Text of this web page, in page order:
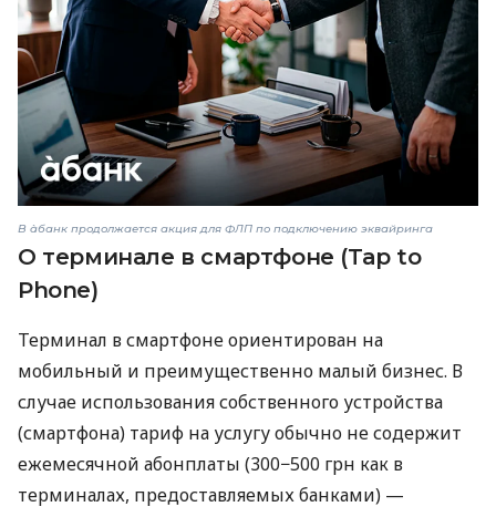
В àбанк продолжается акция для ФЛП по подключению эквайринга
О терминале в смартфоне (Tap to
Phone)
Терминал в смартфоне ориентирован на
мобильный и преимущественно малый бизнес. В
случае использования собственного устройства
(смартфона) тариф на услугу обычно не содержит
ежемесячной абонплаты (300−500 грн как в
терминалах, предоставляемых банками) —